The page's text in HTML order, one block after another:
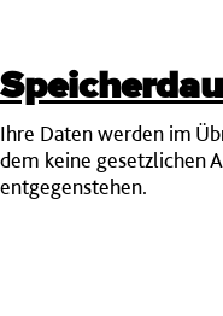
Ihre Daten werden im
dem keine gesetzlichen
entgegenstehen.